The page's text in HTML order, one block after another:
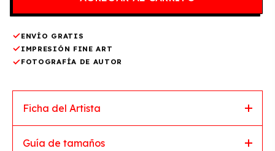
ENVÍO GRATIS
IMPRESIÓN FINE ART
FOTOGRAFÍA DE AUTOR
Ficha del Artista
Guía de tamaños